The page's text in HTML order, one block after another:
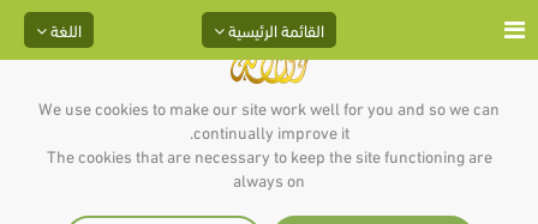
We use cookies to make our site work well for you and so we can
continually improve it.
The cookies that are necessary to keep the site functioning are
always on
اللغة القائمة الرئيسية